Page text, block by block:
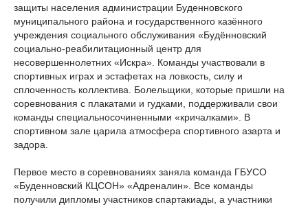
защиты населения администрации Буденновского
муниципального района и государственного казённого
учреждения социального обслуживания «Будённовский
социально-реабилитационный центр для
несовершеннолетних «Искра». Команды участвовали в
спортивных играх и эстафетах на ловкость, силу и
сплоченность коллектива. Болельщики, которые пришли на
соревнования с плакатами и гудками, поддерживали свои
команды специальносочиненными «кричалками». В
спортивном зале царила атмосфера спортивного азарта и
задора.
Первое место в соревнованиях заняла команда ГБУСО
«Буденновский КЦСОН» «Адреналин». Все команды
получили дипломы участников спартакиады, а участники